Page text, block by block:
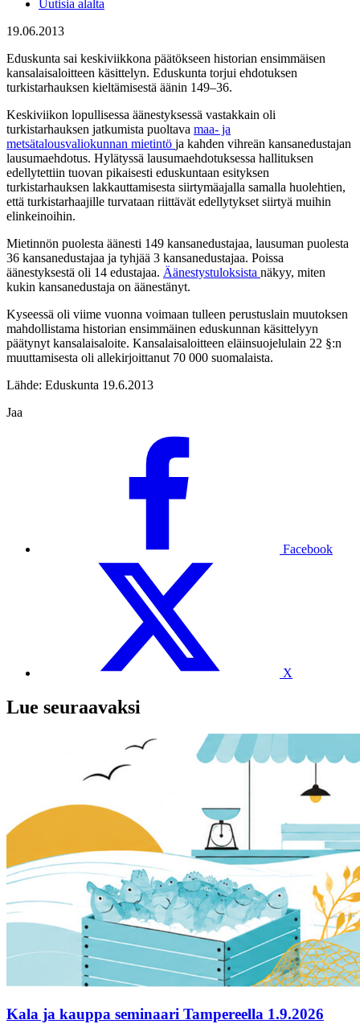
Uutisia alalta
19.06.2013
Eduskunta sai keskiviikkona päätökseen historian ensimmäisen
kansalaisaloitteen käsittelyn. Eduskunta torjui ehdotuksen
turkistarhauksen kieltämisestä äänin 149–36.
Keskiviikon lopullisessa äänestyksessä vastakkain oli
turkistarhauksen jatkumista puoltava maa- ja
metsätalousvaliokunnan mietintö ja kahden vihreän kansanedustajan
lausumaehdotus. Hylätyssä lausumaehdotuksessa hallituksen
edellytettiin tuovan pikaisesti eduskuntaan esityksen
turkistarhauksen lakkauttamisesta siirtymäajalla samalla huolehtien,
että turkistarhaajille turvataan riittävät edellytykset siirtyä muihin
elinkeinoihin.
Mietinnön puolesta äänesti 149 kansanedustajaa, lausuman puolesta
36 kansanedustajaa ja tyhjää 3 kansanedustajaa. Poissa
äänestyksestä oli 14 edustajaa. Äänestystuloksista näkyy, miten
kukin kansanedustaja on äänestänyt.
Kyseessä oli viime vuonna voimaan tulleen perustuslain muutoksen
mahdollistama historian ensimmäinen eduskunnan käsittelyyn
päätynyt kansalaisaloite. Kansalaisaloitteen eläinsuojelulain 22 §:n
muuttamisesta oli allekirjoittanut 70 000 suomalaista.
Lähde: Eduskunta 19.6.2013
Jaa
Facebook
X
Lue seuraavaksi
Kala ja kauppa seminaari Tampereella 1.9.2026